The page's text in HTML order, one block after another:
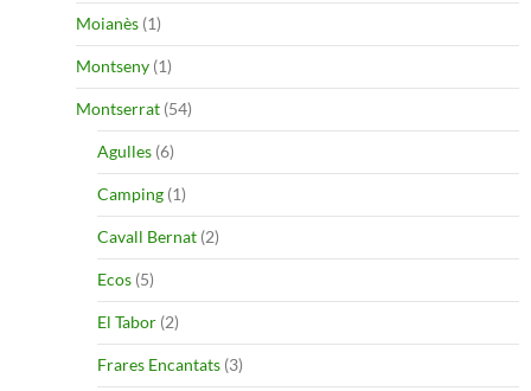
Moianès (1)
Montseny (1)
Montserrat (54)
Agulles (6)
Camping (1)
Cavall Bernat (2)
Ecos (5)
El Tabor (2)
Frares Encantats (3)